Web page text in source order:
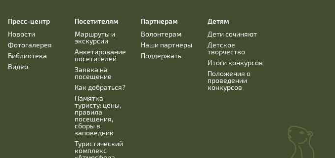
Пресс-центр
Новости
Фотогалерея
Библиотека
Видео
Посетителям
Маршруты и
экскурсии
Анкетирование
посетителей
Заявка на
посещение
Как добраться?
Памятка
туристу: цены,
правила
посещения,
сборы в
заповедник
Туристический
комплекс
Партнерам
Волонтерам
Наши партнеры
Поддержать
Детям
Дети сочиняют
Детское
творчество
Итоги конкурсов
Положения о
проведении
конкурсов